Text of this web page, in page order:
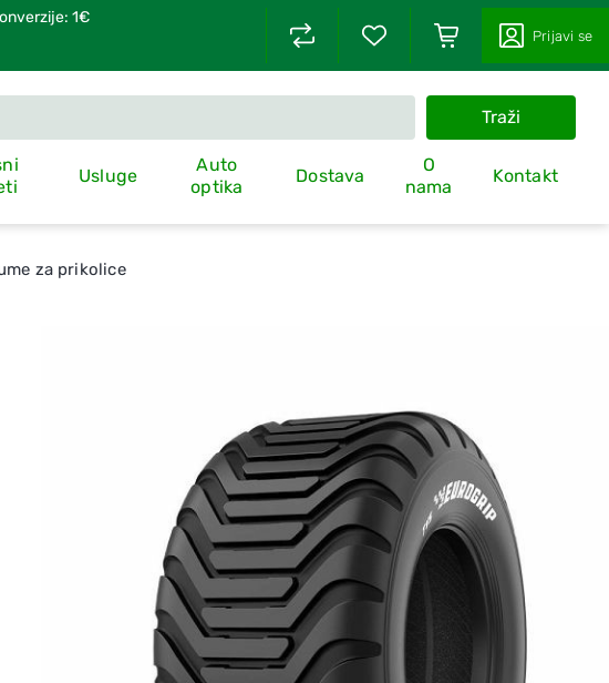
1€
Prijavi se
Traži
Usluge
Auto
optika
Dostava
O
nama
Kontakt
za prikolice